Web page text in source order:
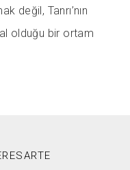
değil, Tanrı’nın
olduğu bir ortam